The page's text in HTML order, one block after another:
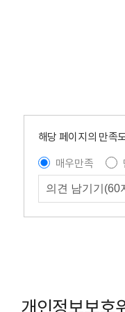
해당 페이지의 만족
매우만족